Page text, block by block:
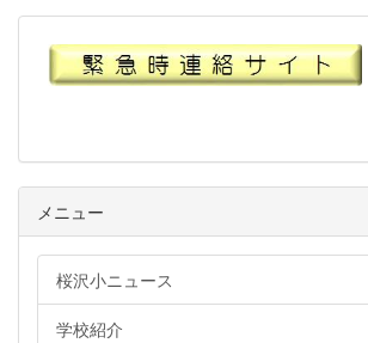
メニュー
桜沢小ニュース
学校紹介